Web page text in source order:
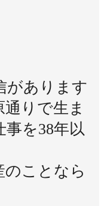
があります
りで生ま
を38年以
のことなら